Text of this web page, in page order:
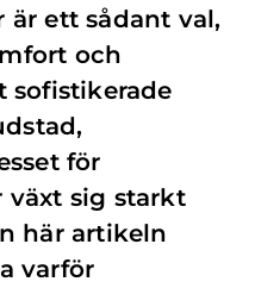
ett sådant val,
och
sofistikerade
för
sig starkt
här artikeln
varför